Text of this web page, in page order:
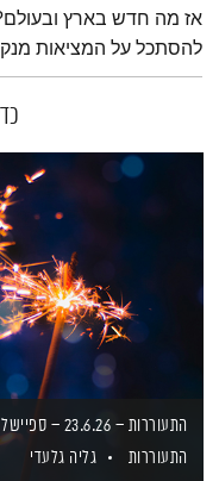
תמצית הפודקאסט
אז מה חדש בארץ ובעולם?
להסתכל על המציאות
התעוררות – 23.6.26 – ספיישל יומולדת
התעוררות
גליה גלעדי